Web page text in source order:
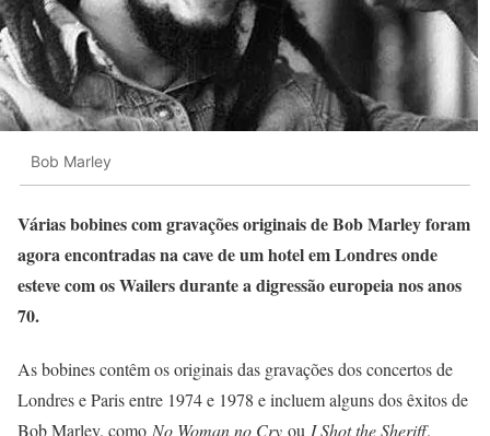
Bob Marley
Várias bobines com gravações originais de Bob Marley foram
agora encontradas na cave de um hotel em Londres onde
esteve com os Wailers durante a digressão europeia nos anos
70.
As bobines contêm os originais das gravações dos concertos de
Londres e Paris entre 1974 e 1978 e incluem alguns dos êxitos de
Bob Marley, como No Woman no Cry ou I Shot the Sheriff.